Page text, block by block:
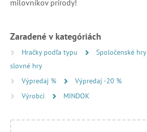
milovníkov prírody!
Zaradené v kategóriách
Hračky podľa typu Spoločenské hry
slovné hry
Výpredaj %
Výpredaj -20 %
Výrobci
MINDOK